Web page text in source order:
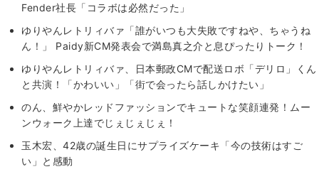
Fender社長「コラボは必然だった」
ゆりやんレトリィバァ「誰がいつも大失敗ですねや、ちゃうね
ん！」 Paidy新CM発表会で満島真之介と息ぴったりトーク！
ゆりやんレトリィバァ、日本郵政CMで配送ロボ「デリロ」くん
と共演！「かわいい」「街で会ったら話しかけたい」
のん、鮮やかレッドファッションでキュートな笑顔連発！ムー
ンウォーク上達でじぇじぇじぇ！
玉木宏、42歳の誕生日にサプライズケーキ「今の技術はすご
い」と感動